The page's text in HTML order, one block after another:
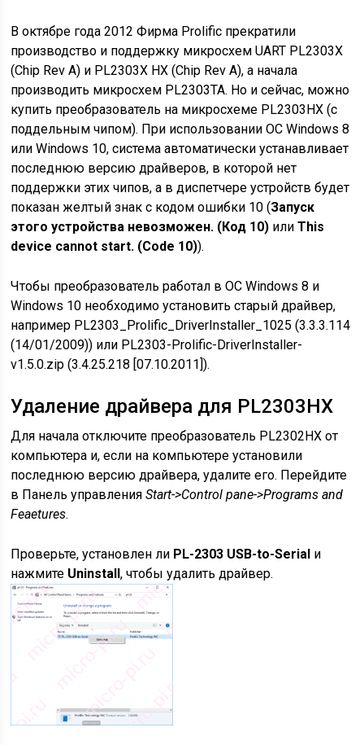
В октябре года 2012 Фирма Prolific прекратили
производство и поддержку микросхем UART PL2303X
(Chip Rev A) и PL2303X HX (Chip Rev A), а начала
производить микросхем PL2303TA. Но и сейчас, можно
купить преобразователь на микросхеме PL2303HX (с
поддельным чипом). При использовании ОС Windows 8
или Windows 10, система автоматически устанавливает
последнюю версию драйверов, в которой нет
поддержки этих чипов, а в диспетчере устройств будет
показан желтый знак с кодом ошибки 10 (Запуск
этого устройства невозможен. (Код 10) илиThis
device cannot start. (Code 10)).
Чтобы преобразователь работал в ОС Windows 8 и
Windows 10 необходимо установить старый драйвер,
например PL2303_Prolific_DriverInstaller_1025 (3.3.3.114
(14/01/2009)) или PL2303-Prolific-DriverInstaller-
v1.5.0.zip (3.4.25.218 [07.10.2011]).
Удаление драйвера для PL2303HX
Для начала отключите преобразователь PL2302HX от
компьютера и, если на компьютере установили
последнюю версию драйвера, удалите его. Перейдите
в Панель управленияStart->Control pane->Programs and
Feaetures.
Проверьте, установлен ли PL-2303 USB-to-Serial и
нажмите Uninstall, чтобы удалить драйвер.